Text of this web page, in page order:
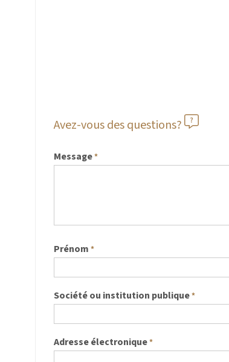
Avez-vous des questions?
Message*
Prénom *
Société ou institution publique*
Adresse électronique*